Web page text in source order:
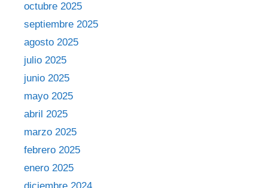
octubre 2025
septiembre 2025
agosto 2025
julio 2025
junio 2025
mayo 2025
abril 2025
marzo 2025
febrero 2025
enero 2025